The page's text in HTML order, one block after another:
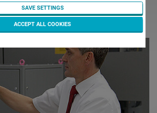
SAVE SETTINGS
ACCEPT ALL COOKIES
& TRAUB окажет вам поддержку со
нашего завода до приемки вашего